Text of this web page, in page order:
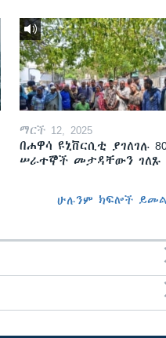
ማርች 12, 2025
በሐዋሳ ዩኒቨርሲቲ ያገለገሉ
ሠራተኞች መታዳቸውን ገለጹ
ሁሉንም ክፍሎች